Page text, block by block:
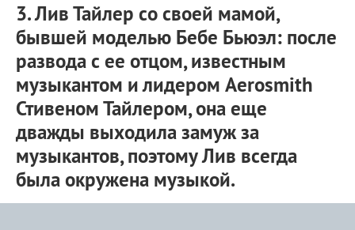
3. Лив Тайлер со своей мамой,
бывшей моделью Бебе Бьюэл: после
развода с ее отцом, известным
музыкантом и лидером Aerosmith
Стивеном Тайлером, она еще
дважды выходила замуж за
музыкантов, поэтому Лив всегда
была окружена музыкой.